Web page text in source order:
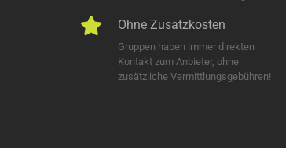
Ohne Zusatzkosten
Gruppen haben immer direkten
Kontakt zum Anbieter, ohne
zusätzliche Vermittlungsgebühren!